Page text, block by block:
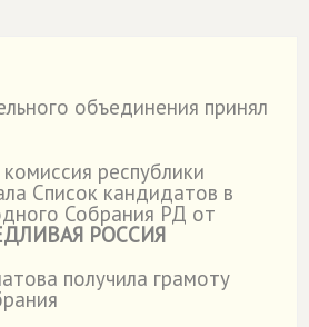
объединения принял
республики
Список кандидатов в
Собрания РД от
РОССИЯ
получила грамоту